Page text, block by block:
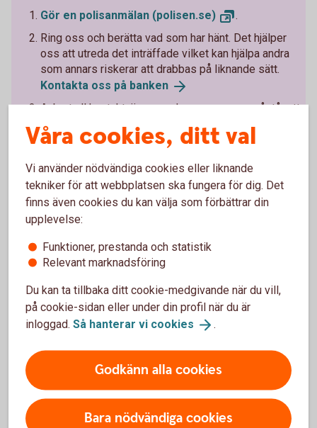
Gör en polisanmälan (polisen.se)
.
Ring oss och berätta vad som har hänt. Det hjälper
oss att utreda det inträffade vilket kan hjälpa andra
som annars riskerar att drabbas på liknande sätt.
Kontakta oss på banken
Avbryt all kontakt, även med personer som påstår att
de kan hjälpa dig att få tillbaka pengarna.
Ta hjälp av din omgivning, eller kontakta
Brottsofferjouren.se
Lär dig mer om hur du kan
skyddadigmotbedragarna.
3 vanliga varningstecken på
bedrägerier
Våra cookies, ditt val
Vi använder nödvändiga cookies eller liknande
tekniker för att webbplatsen ska fungera för dig. Det
finns även cookies du kan välja som förbättrar din
upplevelse:
Funktioner, prestanda och statistik
Relevant marknadsföring
Du kan ta tillbaka ditt cookie-medgivande när du vill,
på cookie-sidan eller under din profil när du är
inloggad. Så hanterar vi cookies .
Godkänn alla cookies
Bara nödvändiga cookies